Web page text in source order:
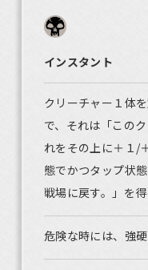
インスタント
クリーチャー１体
で、それは「この
れをその上に＋１/
態でかつタップ状
戦場に戻す。」を得
危険な時には、強